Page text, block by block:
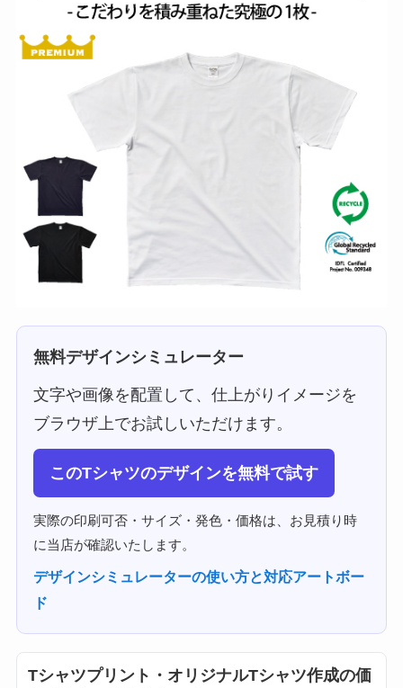
無料デザインシミュレーター
文字や画像を配置して、仕上がりイメージを
ブラウザ上でお試しいただけます。
このTシャツのデザインを無料で試す
実際の印刷可否・サイズ・発色・価格は、お見積り時
に当店が確認いたします。
デザインシミュレーターの使い方と対応アートボー
ド
Tシャツプリント・オリジナルTシャツ作成の価